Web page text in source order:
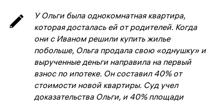
У Ольги была однокомнатная квартира,
которая досталась ей от родителей. Когда
они с Иваном решили купить жилье
побольше, Ольга продала свою «однушку» и
вырученные деньги направила на первый
взнос по ипотеке. Он составил 40% от
стоимости новой квартиры. Суд учел
доказательства Ольги, и 40% площади